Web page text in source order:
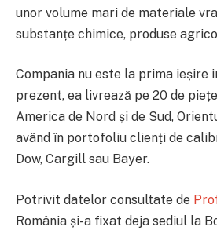
unor volume mari de materiale
substanțe chimice, produse
Compania nu este la prima ieșire
prezent, ea livrează pe 20 de piețe
America de Nord și de Sud,
având în portofoliu clienți de
Dow, Cargill sau Bayer.
Potrivit datelor consultate de
România și-a fixat deja sediul la